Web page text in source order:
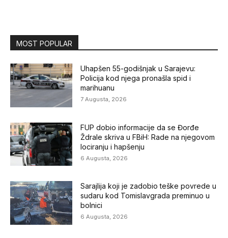
MOST POPULAR
Uhapšen 55-godišnjak u Sarajevu:
Policija kod njega pronašla spid i
marihuanu
7 Augusta, 2026
FUP dobio informacije da se Đorđe
Ždrale skriva u FBiH: Rade na njegovom
lociranju i hapšenju
6 Augusta, 2026
Sarajlija koji je zadobio teške povrede u
sudaru kod Tomislavgrada preminuo u
bolnici
6 Augusta, 2026